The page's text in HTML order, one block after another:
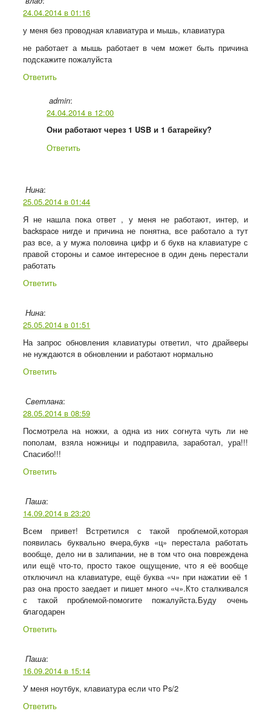
24.04.2014 в 01:16
у меня без проводная клавиатура и мышь, клавиатура
не работает а мышь работает в чем может быть причина
подскажите пожалуйста
Ответить
admin:
24.04.2014 в 12:00
Они работают через 1 USB и 1 батарейку?
Ответить
Нина:
25.05.2014 в 01:44
Я не нашла пока ответ , у меня не работают, интер, и
backspace нигде и причина не понятна, все работало а тут
раз все, а у мужа половина цифр и б букв на клавиатуре с
правой стороны и самое интересное в один день перестали
работать
Ответить
Нина:
25.05.2014 в 01:51
На запрос обновления клавиатуры ответил, что драйверы
не нуждаются в обновлении и работают нормально
Ответить
Светлана:
28.05.2014 в 08:59
Посмотрела на ножки, а одна из них согнута чуть ли не
пополам, взяла ножницы и подправила, заработал, ура!!!
Спасибо!!!
Ответить
Паша:
14.09.2014 в 23:20
Всем привет! Встретился с такой проблемой,которая
появилась буквально вчера,букв «ц» перестала работать
вообще, дело ни в залипании, не в том что она повреждена
или ещё что-то, просто такое ощущение, что я её вообще
отключичл на клавиатуре, ещё буква «ч» при нажатии её 1
раз она просто заедает и пишет много «ч».Кто сталкивался
с такой проблемой-помогите пожалуйста.Буду очень
благодарен
Ответить
Паша:
16.09.2014 в 15:14
У меня ноутбук, клавиатура если что Ps/2
Ответить